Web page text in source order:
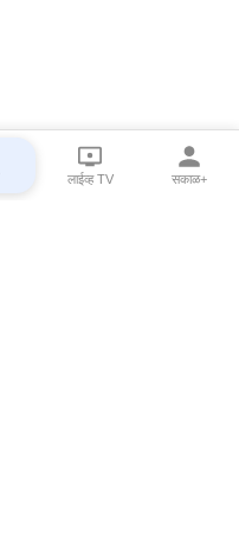
लाईव्ह TV सकाळ+